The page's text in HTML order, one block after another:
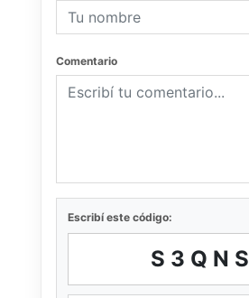
Comentario
Escribí este código:
S3QNS